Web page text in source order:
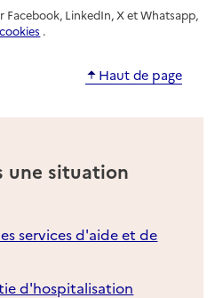
Facebook, LinkedIn, X et Whatsapp,
.
Haut de page
une situation
services d'aide et de
d'hospitalisation